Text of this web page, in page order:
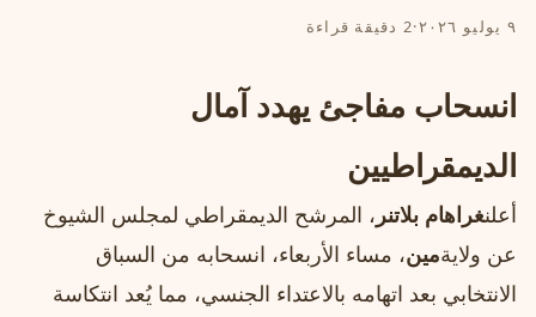
٩ يوليو ٢٠٢٦ ·2 دقيقة قراءة
انسحاب مفاجئ يهدد آمال
الديمقراطيين
أعلنغراهام بلاتنر ، المرشح الديمقراطي لمجلس الشيوخ
عن ولايةمين، مساء الأربعاء، انسحابه من السباق
الانتخابي بعد اتهامه بالاعتداء الجنسي، مما يُعد انتكاسة